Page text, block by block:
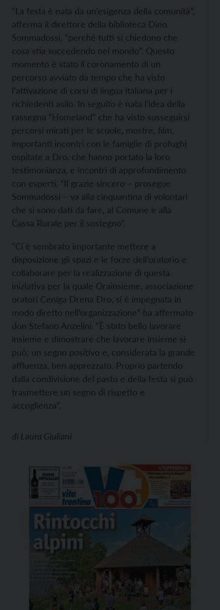
“La festa è nata da un’esigenza della comunità”,
afferma il direttore della biblioteca Dino
Sommadossi, “perché tutti si chiedono che
cosa stia succedendo nel mondo”. Questo
momento è stato il coronamento di un
percorso avviato da tempo che ha visto
l’attivazione di corsi di lingua italiana per i
richiedenti asilo. In seguito è nata l’idea della
rassegna “Homeland” che ha visto susseguirsi
percorsi mirati per le scuole, mostre, film,
importanti incontri con le famiglie di profughi
ospitate a Dro, che hanno portato la loro
testimonianza, e incontri di approfondimento
con esperti. “Il grazie sincero – prosegue
Sommadossi – va alla cinquantina di volontari
che si sono dati da fare, al Comune e alla
Cassa Rurale per il sostegno”.
“Ci è sembrato importante mettere a
disposizione gli spazi e le forze dell’oratorio e
collaborare per la realizzazione di questa
iniziativa per la quale Orainsieme, associazione
oratori Ceniga Drena Dro, si è impegnata in
modo diretto nell’organizzazione” ha affermato
don Stefano Anzelini. “È stato bello lavorare
insieme e dimostrare che lavorare insieme si
può; un segno positivo e, considerata la grande
affluenza, ben apprezzato. Proprio partendo
dalla condivisione del pasto e della festa si può
trasmettere un segno di rispetto e
accoglienza”.
di Laura Giuliani